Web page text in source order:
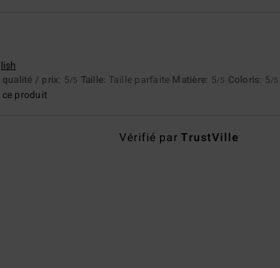
qualité / prix: 5/5 Taille: Taille parfaite Matière: 5/5 Coloris: 5/5
produit
Vérifié parTrustVille